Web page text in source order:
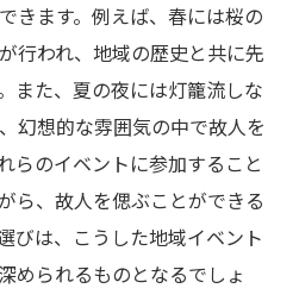
きます。例えば、春には桜の
行われ、地域の歴史と共に先
また、夏の夜には灯籠流しな
幻想的な雰囲気の中で故人を
らのイベントに参加すること
ら、故人を偲ぶことができる
びは、こうした地域イベント
められるものとなるでしょ